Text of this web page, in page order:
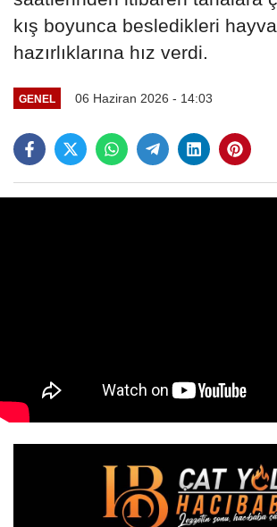
kış boyunca besledikleri
hazırlıklarına hız verdi.
GENEL 06 Haziran 2026 - 14:03